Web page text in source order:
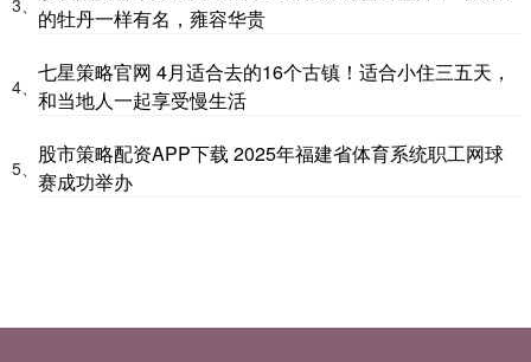
3、 的牡丹一样有名，雍容华贵
4、
七星策略官网 4月适合去的16个古镇！适合小住三五天，
和当地人一起享受慢生活
5、
股市策略配资APP下载 2025年福建省体育系统职工网球
赛成功举办